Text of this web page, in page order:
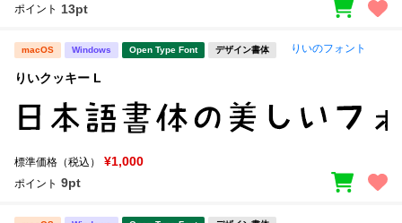
ポイント 13pt
macOS Windows Open Type Font デザイン書体 りいのフォント
りいクッキー L
標準価格（税込） ¥1,000
ポイント 9pt